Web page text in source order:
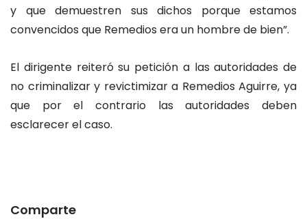
y que demuestren sus dichos porque estamos
convencidos que Remedios era un hombre de bien”.
El dirigente reiteró su petición a las autoridades de
no criminalizar y revictimizar a Remedios Aguirre, ya
que por el contrario las autoridades deben
esclarecer el caso.
Comparte